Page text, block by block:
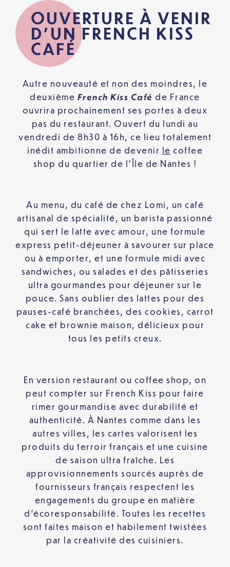
OUVERTURE À VENIR
D’UN FRENCH KISS
CAFÉ
Autre nouveauté et non des moindres, le
deuxième French Kiss Caféde France
ouvrira prochainement ses portes à deux
pas du restaurant. Ouvert du lundi au
vendredi de 8h30 à 16h, ce lieu totalement
inédit ambitionne de devenir le coffee
shop du quartier de l’Île de Nantes !
Au menu, du café de chez Lomi, un café
artisanal de spécialité, un barista passionné
qui sert le latte avec amour, une formule
express petit-déjeuner à savourer sur place
ou à emporter, et une formule midi avec
sandwiches, ou salades et des pâtisseries
ultra gourmandes pour déjeuner sur le
pouce. Sans oublier des lattes pour des
pauses-café branchées, des cookies, carrot
cake et brownie maison, délicieux pour
tous les petits creux.
En version restaurant ou coffee shop, on
peut compter sur French Kiss pour faire
rimer gourmandise avec durabilité et
authenticité. À Nantes comme dans les
autres villes, les cartes valorisent les
produits du terroir français et une cuisine
de saison ultra fraîche. Les
approvisionnements sourcés auprès de
fournisseurs français respectent les
engagements du groupe en matière
d’écoresponsabilité. Toutes les recettes
sont faites maison et habilement twistées
par la créativité des cuisiniers.